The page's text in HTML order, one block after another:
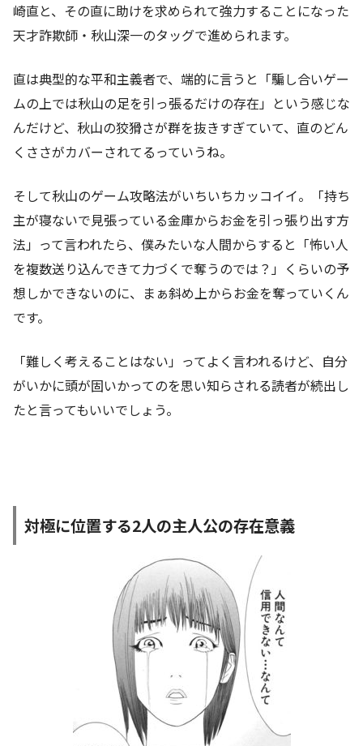
崎直と、その直に助けを求められて強力することになった
天才詐欺師・秋山深一のタッグで進められます。
直は典型的な平和主義者で、端的に言うと「騙し合いゲー
ムの上では秋山の足を引っ張るだけの存在」という感じな
んだけど、秋山の狡猾さが群を抜きすぎていて、直のどん
くささがカバーされてるっていうね。
そして秋山のゲーム攻略法がいちいちカッコイイ。「持ち
主が寝ないで見張っている金庫からお金を引っ張り出す方
法」って言われたら、僕みたいな人間からすると「怖い人
を複数送り込んできて力づくで奪うのでは？」くらいの予
想しかできないのに、まぁ斜め上からお金を奪っていくん
です。
「難しく考えることはない」ってよく言われるけど、自分
がいかに頭が固いかってのを思い知らされる読者が続出し
たと言ってもいいでしょう。
対極に位置する2人の主人公の存在意義